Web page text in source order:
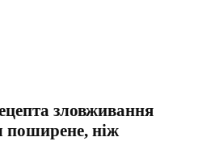
зловживання
поширене, ніж